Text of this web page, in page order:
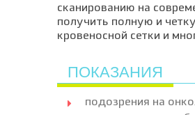
сканированию на
получить полную и
кровеносной сетки и
ПОКАЗАНИЯ
подозрения на